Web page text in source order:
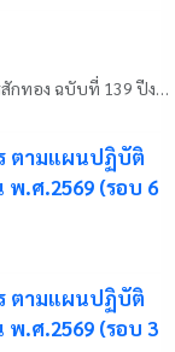
KPRU Newsletter จดหมายข่าวสารสักทอง ฉบับที่ 139 ปีงบประมาณ 2569 ระหว่างวันที่ 20 - 26 มิถุนายน 2569
ตามแผนปฏิบัติ
.ศ.2569 (รอบ 6
ตามแผนปฏิบัติ
.ศ.2569 (รอบ 3